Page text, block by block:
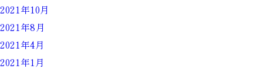
2021年10月
2021年8月
2021年4月
2021年1月